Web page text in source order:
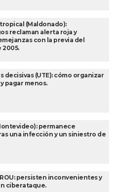
(Maldonado):
reclaman alerta roja y
con la previa del
2005.
decisivas (UTE): cómo organizar
pagar menos.
permanece
una infección y un siniestro de
persisten inconvenientes y
ciberataque.